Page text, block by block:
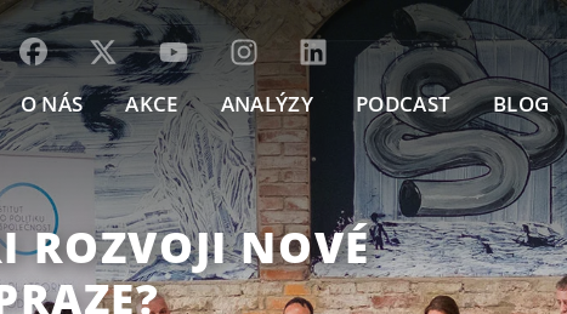
O NÁS AKCE ANALÝZY PODCAST BLOG
ROZVOJI NOVÉ